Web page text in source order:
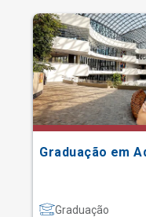
Graduação em
Graduação